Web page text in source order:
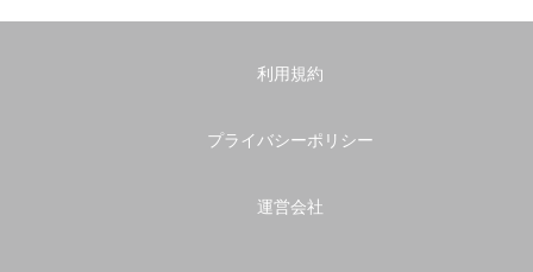
利用規約
プライバシーポリシー
運営会社